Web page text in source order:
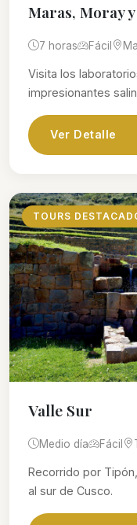
Maras, Moray
7 horas Fácil
Visita los
impresionantes
Ver Detalle
TOURS
Valle Sur
Medio día Fácil
Recorrido por
al sur de Cusco.